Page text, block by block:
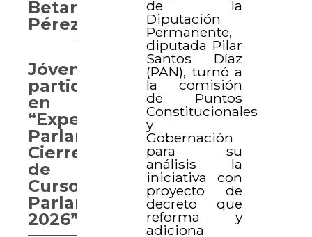
de la
Diputación
Permanente,
diputada Pilar
Santos Díaz
(PAN), turnó a
la comisión
de Puntos
Constitucionales
y
Gobernación
para su
análisis la
iniciativa con
proyecto de
decreto que
reforma y
adiciona
Betancourt
Pérez”
Jóvenes
participan
en
“Experiencia
Parlamentaria.
Cierre
de
Curso
Parlamentario
2026”